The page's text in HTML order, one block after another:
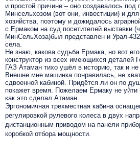
и простой причине – оно создавалось под
Минсельхозом (вот они, инвестиции) и
хозяйства, поэтому и дожидалось
с Ермаком на суд посетителей выставки
МинСельХоза)был представлен и Урал-
села.
Не знаю, какова судьба Ермака, но вот
конструктор из всех имеющихся деталей
ГАЗ Атаман тихо ушёл в историю, так и
Внешне мне машинка понравилась, не
сдвоенной кабиной. Придётся ли он по
покажет время. Пожелаем Ермаку не уйти
как это сделал Атаман.
Эргономичная трехместная кабина
регулировкой рулевого колеса в двух
дистанционным приводом на панели
коробкой отбора мощности.